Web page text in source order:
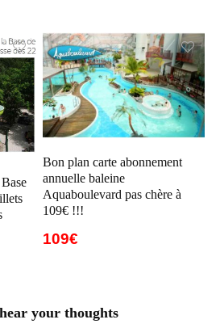
Bon plan carte abonnement
annuelle baleine
Aquaboulevard pas chère à
109€ !!!
109€
your thoughts